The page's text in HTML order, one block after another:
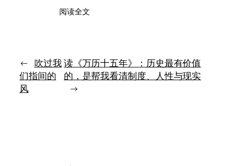
展
“想
子”
阅读全文：
是
不
努
← 吹过我
们指间的
风
读《万历十五年》：历史最有价值
的，是帮我看清制度、人性与现实
→